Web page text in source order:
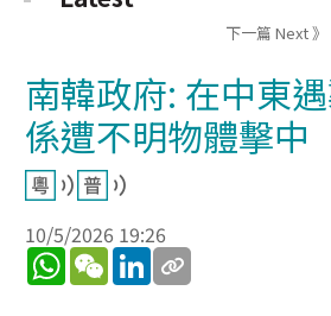
下一篇 Next 》
南韓政府: 在中東
係遭不明物體擊中
10/5/2026 19:26
WhatsApp
WeChatLinkedIn